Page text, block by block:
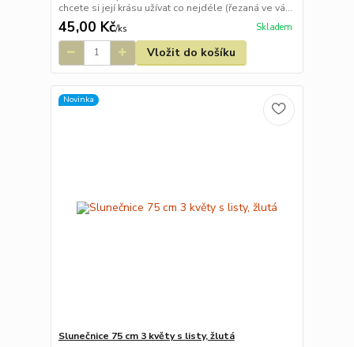
chcete si její krásu užívat co nejdéle (řezaná ve vá...
45,00 Kč/ks Skladem
Vložit do košíku
Novinka
Slunečnice 75 cm 3 květy s listy, žlutá